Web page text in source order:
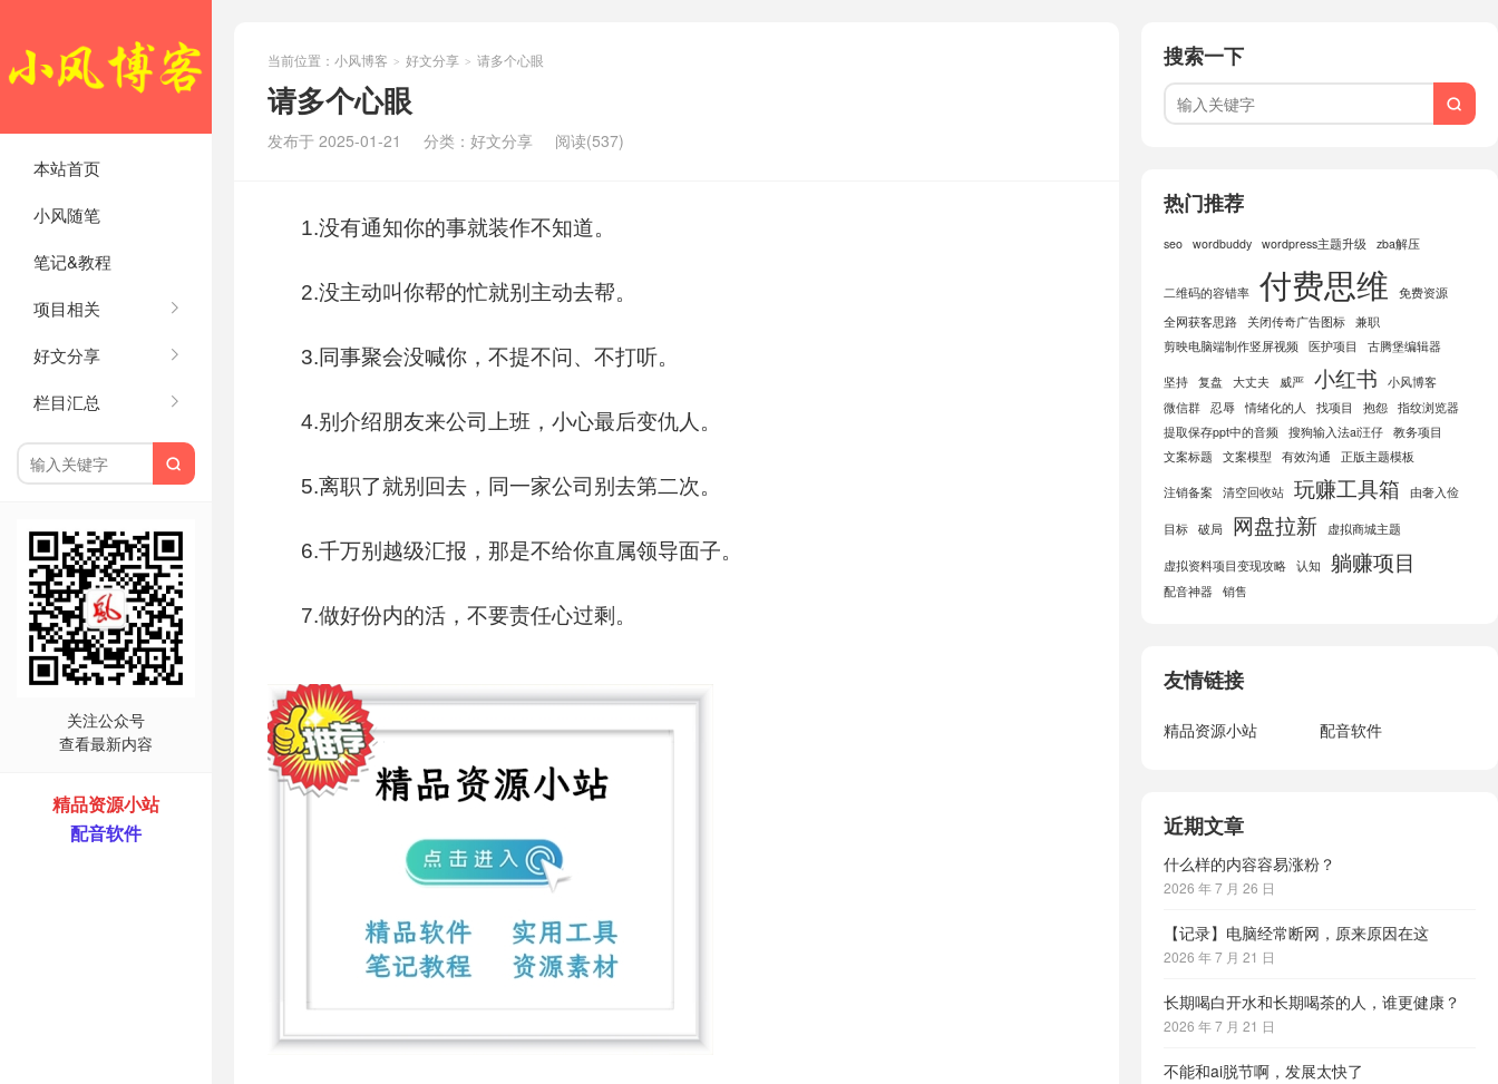
本站首页
小风随笔
笔记&教程
项目相关
好文分享
栏目汇总

关注公众号
查看最新内容
精品资源小站
配音软件
当前位置： 小风博客 > 好文分享 > 请多个心眼
请多个心眼
发布于 2025-01-21 分类： 好文分享 阅读(537)
1.没有通知你的事就装作不知道。
2.没主动叫你帮的忙就别主动去帮。
3.同事聚会没喊你，不提不问、不打听。
4.别介绍朋友来公司上班，小心最后变仇人。
5.离职了就别回去，同一家公司别去第二次。
6.千万别越级汇报，那是不给你直属领导面子。
7.做好份内的活，不要责任心过剩。
搜索一下

热门推荐
seo wordbuddy wordpress主题升级 zba解压
二维码的容错率 付费思维
免费资源
全网获客思路
关闭传奇广告图标 兼职
剪映电脑端制作竖屏视频 医护项目 古腾堡编辑器
坚持 复盘 大丈夫 威严 小红书
小风博客
微信群 忍辱 情绪化的人 找项目 抱怨 指纹浏览器
提取保存ppt中的音频 搜狗输入法ai汪仔 教务项目
文案标题
文案模型 有效沟通 正版主题模板
注销备案 清空回收站 玩赚工具箱 由奢入俭
目标 破局 网盘拉新 虚拟商城主题
虚拟资料项目变现攻略 认知 躺赚项目
配音神器 销售
友情链接
精品资源小站 配音软件
近期文章
什么样的内容容易涨粉？
2026 年 7 月 26 日
【记录】电脑经常断网，原来原因在这
2026 年 7 月 21 日
长期喝白开水和长期喝茶的人，谁更健康？
2026 年 7 月 21 日
不能和ai脱节啊，发展太快了